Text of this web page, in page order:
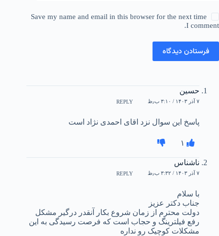
Save my name and email in this browser for the next time
I comment.
فرستادن دیدگاه
حسین
۷ آذر ۱۴۰۳ / ۳:۱۰ ب٫ظ REPLY
پاسخ این سوال نزد اقای احمدی نژاد است
۱
ناشناس
۷ آذر ۱۴۰۳ / ۳:۳۲ ب٫ظ REPLY
با سلام
جناب دکتر عزیز
دولت محترم از زمان شروع بکار آنقدر درگیر مشکل
رفع فیلترینگ و حجاب است که فرصت رسیدگی به این
مشکلات کوچیک رو نداره